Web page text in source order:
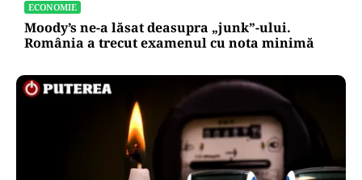
ECONOMIE
Moody’s ne-a lăsat deasupra „junk”-ului.
România a trecut examenul cu nota minimă